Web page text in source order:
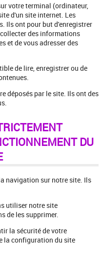
votre terminal (ordinateur,
d'un site internet. Les
Ils ont pour but d'enregistrer
des informations
et de vous adresser des
de lire, enregistrer ou de
déposés par le site. Ils ont des
DU
navigation sur notre site. Ils
utiliser notre site
de les supprimer.
la sécurité de votre
la configuration du site